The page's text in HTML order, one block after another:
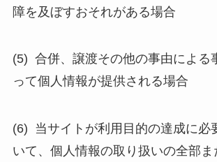
障を及ぼすおそれがある場合
(5) 合併、譲渡その他の事由による
って個人情報が提供される場合
(6) 当サイトが利用目的の達成に必
いて、個人情報の取り扱いの全部